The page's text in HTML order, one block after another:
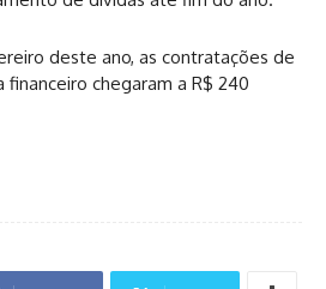
deste ano, as contratações de
chegaram a R$ 240